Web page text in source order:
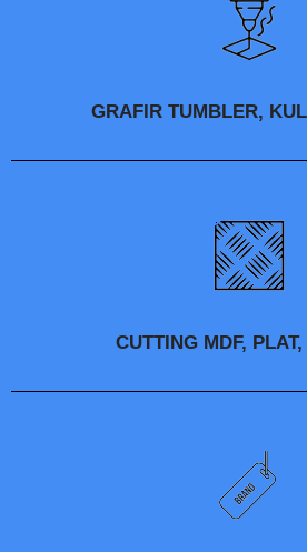
GRAFIR TUMBLER,
CUTTING MDF,